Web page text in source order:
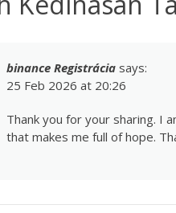
binance Registrácia says:
25 Feb 2026 at 20:26
Thank you for your sharing. I
that makes me full of hope.